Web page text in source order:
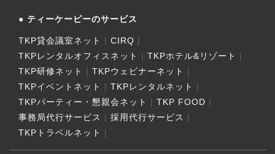
ティーケーピーのサービス
TKP貸会議室ネット
CIRQ
TKPレンタルオフィスネット
TKPホテル&リゾート
TKP研修ネット
TKPウェビナーネット
TKPイベントネット
TKPレンタルネット
TKPパーティー・懇親会ネット
TKP FOOD
事務局代行サービス
採用代行サービス
TKPトラベルネット